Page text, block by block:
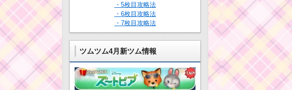
・5枚目攻略法
・6枚目攻略法
・7枚目攻略法
ツムツム4月新ツム情報